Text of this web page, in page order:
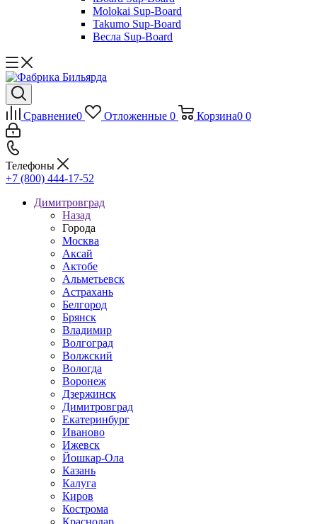
Molokai Sup-Board
Takumo Sup-Board
Весла Sup-Board
Сравнение0 Отложенные 0 Корзина0 0
Телефоны
+7 (800) 444-17-52
Димитровград
Назад
Города
Москва
Аксай
Актобе
Альметьевск
Астрахань
Белгород
Брянск
Владимир
Волгоград
Волжский
Вологда
Воронеж
Дзержинск
Димитровград
Екатеринбург
Иваново
Ижевск
Йошкар-Ола
Казань
Калуга
Киров
Кострома
Краснодар